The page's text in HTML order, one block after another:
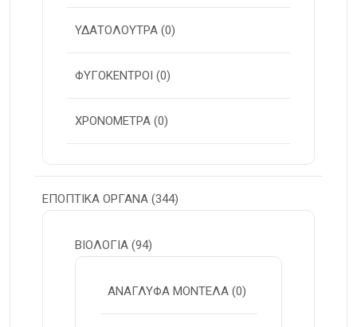
ΥΔΑΤΟΛΟΥΤΡΑ (0)
ΦΥΓΟΚΕΝΤΡΟΙ (0)
ΧΡΟΝΟΜΕΤΡΑ (0)
ΕΠΟΠΤΙΚΑ ΟΡΓΑΝΑ (344)
ΒΙΟΛΟΓΙΑ (94)
ΑΝΑΓΛΥΦΑ ΜΟΝΤΕΛΑ (0)